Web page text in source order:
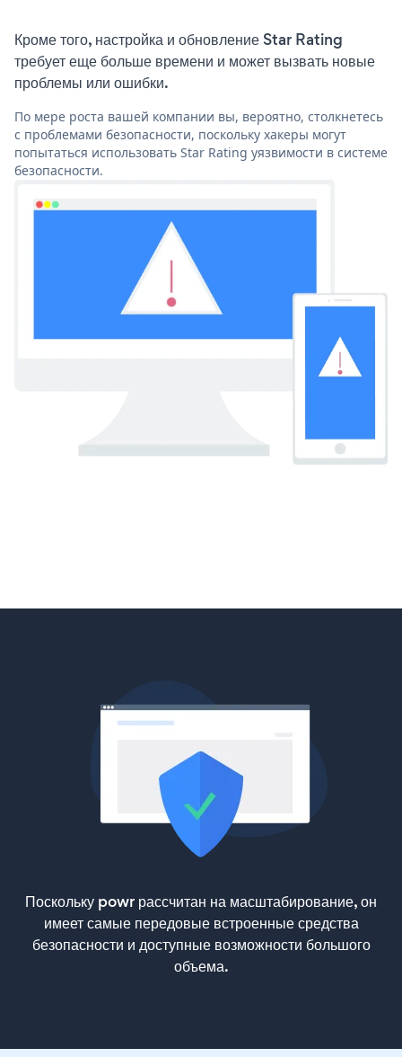
Кроме того, настройка и обновление Star Rating
требует еще больше времени и может вызвать новые
проблемы или ошибки.
По мере роста вашей компании вы, вероятно, столкнетесь
с проблемами безопасности, поскольку хакеры могут
попытаться использовать Star Rating уязвимости в системе
безопасности.
Поскольку powr рассчитан на масштабирование, он
имеет самые передовые встроенные средства
безопасности и доступные возможности большого
объема.